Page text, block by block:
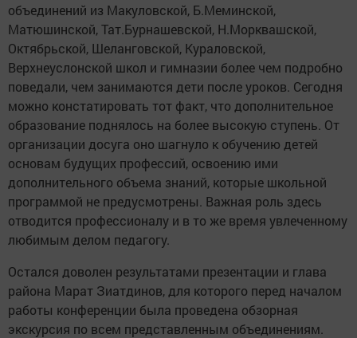
объединений из Макуловской, Б.Меминской,
Матюшинской, Тат.Бурнашевской, Н.Морквашской,
Октябрьской, Шеланговской, Кураловской,
Верхнеуслонской школ и гимназии более чем подробно
поведали, чем занимаются дети после уроков. Сегодня
можно констатировать тот факт, что дополнительное
образование поднялось на более высокую ступень. От
организации досуга оно шагнуло к обучению детей
основам будущих профессий, освоению ими
дополнительного объема знаний, которые школьной
программой не предусмотрены. Важная роль здесь
отводится профессионалу и в то же время увлеченному
любимым делом педагогу.
Остался доволен результатами презентации и глава
района Марат Зиатдинов, для которого перед началом
работы конференции была проведена обзорная
экскурсия по всем представленным объединениям.